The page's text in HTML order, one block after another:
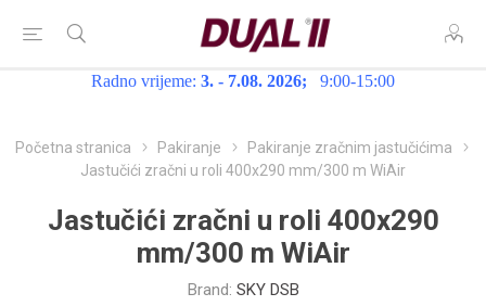
Radno vrijeme: 3. - 7.08. 2026; 9:00-15:00
Početna stranica Pakiranje
Pakiranje zračnim jastučićima
Jastučići zračni u roli 400x290 mm/300 m WiAir
Jastučići zračni u roli 400x290
mm/300 m WiAir
Brand: SKY DSB